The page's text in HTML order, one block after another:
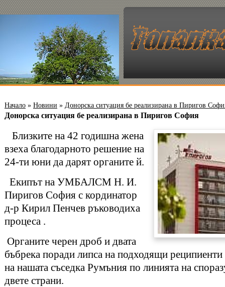
Начало » Новини » Донорска ситуация бе реализирана в Пиригов
Донорска ситуация бе реализирана в Пиригов София
Близките на 42 годишна жена
взеха благодарното решение на
24-ти юни да дарят органите й.
Екипът на УМБАЛСМ Н. И.
Пиригов София с кординатор
д-р Кирил Пенчев ръководиха
процеса .
Органите черен дроб и двата
бъбрека поради липса на подходящи реципиенти
на нашата съседка Румъния по линията на
двете страни.